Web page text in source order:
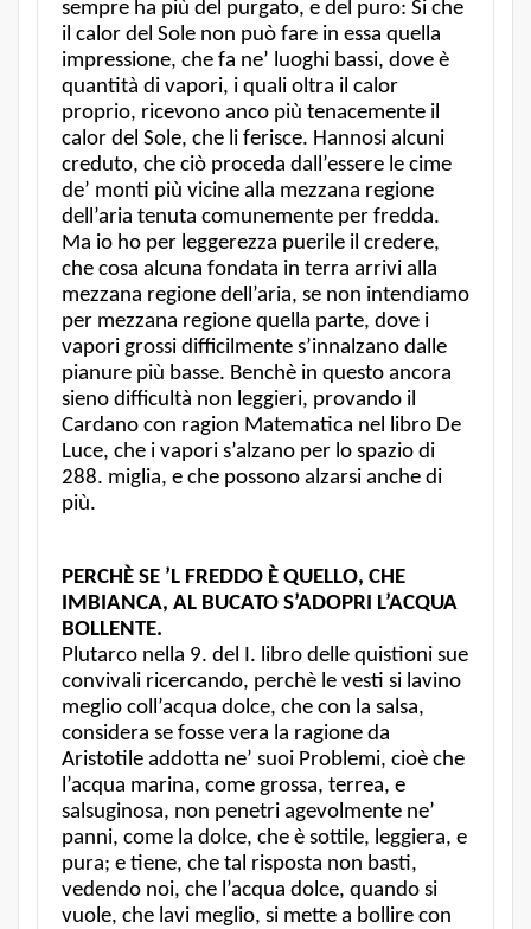
sempre ha più del purgato, e del puro: Si che
il calor del Sole non può fare in essa quella
impressione, che fa ne’ luoghi bassi, dove è
quantità di vapori, i quali oltra il calor
proprio, ricevono anco più tenacemente il
calor del Sole, che li ferisce. Hannosi alcuni
creduto, che ciò proceda dall’essere le cime
de’ monti più vicine alla mezzana regione
dell’aria tenuta comunemente per fredda.
Ma io ho per leggerezza puerile il credere,
che cosa alcuna fondata in terra arrivi alla
mezzana regione dell’aria, se non intendiamo
per mezzana regione quella parte, dove i
vapori grossi difficilmente s’innalzano dalle
pianure più basse. Benchè in questo ancora
sieno difficultà non leggieri, provando il
Cardano con ragion Matematica nel libro De
Luce, che i vapori s’alzano per lo spazio di
288. miglia, e che possono alzarsi anche di
più.
PERCHÈ SE ’L FREDDO È QUELLO, CHE
IMBIANCA, AL BUCATO S’ADOPRI L’ACQUA
BOLLENTE.
Plutarco nella 9. del I. libro delle quistioni sue
convivali ricercando, perchè le vesti si lavino
meglio coll’acqua dolce, che con la salsa,
considera se fosse vera la ragione da
Aristotile addotta ne’ suoi Problemi, cioè che
l’acqua marina, come grossa, terrea, e
salsuginosa, non penetri agevolmente ne’
panni, come la dolce, che è sottile, leggiera, e
pura; e tiene, che tal risposta non basti,
vedendo noi, che l’acqua dolce, quando si
vuole, che lavi meglio, si mette a bollire con